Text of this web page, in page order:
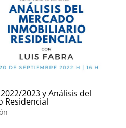
2023 y Análisis del
Residencial